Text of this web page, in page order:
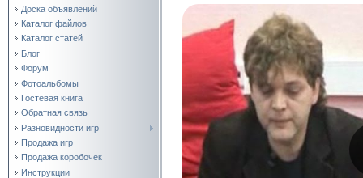
Доска объявлений
Каталог файлов
Каталог статей
Блог
Форум
Фотоальбомы
Гостевая книга
Обратная связь
Разновидности игр
Продажа игр
Продажа коробочек
Инструкции